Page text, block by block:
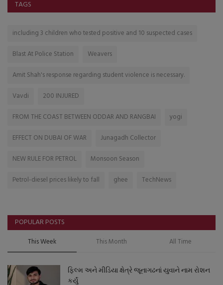
TAGS
including 3 children who tested positive and 10 suspected cases
Blast At Police Station
Weavers
Amit Shah's response regarding student violence is necessary.
Vavdi
200 INJURED
FROM THE COAST BETWEEN ODDAR AND RANGBAI
yogi
EFFECT ON DUBAI OF WAR
Junagadh Collector
NEW RULE FOR PETROL
Monsoon Season
Petrol-diesel prices likely to fall
ghee TechNews
POPULAR POSTS
This Week This Month All Time
ફિલ્મ અને મીડિયા ક્ષેત્રે જૂનાગઢનાં યુવાને નામ રોશન
કર્યું